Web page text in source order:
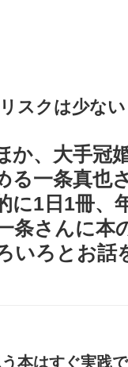
スクは少ない
か、大手冠
る一条真也
に1日1冊、
条さんに本
いろとお話
本はすぐ実践